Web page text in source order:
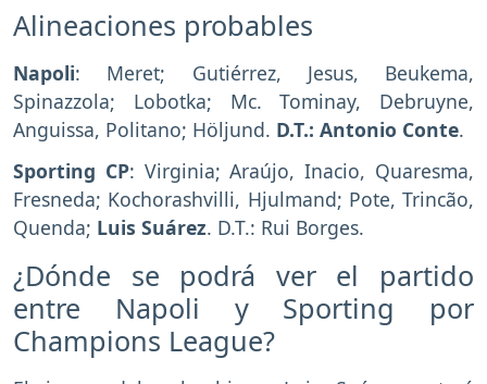
Alineaciones probables
Napoli: Meret; Gutiérrez, Jesus, Beukema,
Spinazzola; Lobotka; Mc. Tominay, Debruyne,
Anguissa, Politano; Höljund. D.T.: Antonio Conte.
Sporting CP: Virginia; Araújo, Inacio, Quaresma,
Fresneda; Kochorashvilli, Hjulmand; Pote, Trincão,
Quenda; Luis Suárez. D.T.: Rui Borges.
¿Dónde se podrá ver el partido
entre Napoli y Sporting por
Champions League?